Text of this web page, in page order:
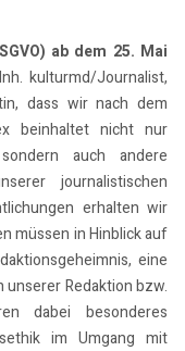
ab dem 25. Mai
kulturmd/Journalist,
dass wir nach dem
beinhaltet nicht nur
auch andere
journalistischen
erhalten wir
müssen in Hinblick auf
eine
Redaktion bzw.
dabei besonderes
im Umgang mit